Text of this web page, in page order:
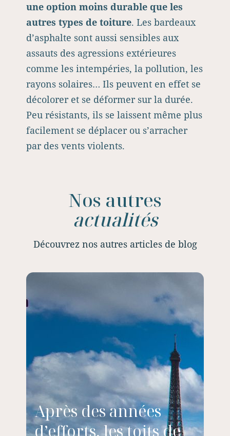
une option moins durable que les
autres types de toiture. Les bardeaux
d’asphalte sont aussi sensibles aux
assauts des agressions extérieures
comme les intempéries, la pollution, les
rayons solaires… Ils peuvent en effet se
décolorer et se déformer sur la durée.
Peu résistants, ils se laissent même plus
facilement se déplacer ou s’arracher
par des vents violents.
Nos autres
actualités
Découvrez nos autres articles de blog
Après des années
d’efforts, les toits de